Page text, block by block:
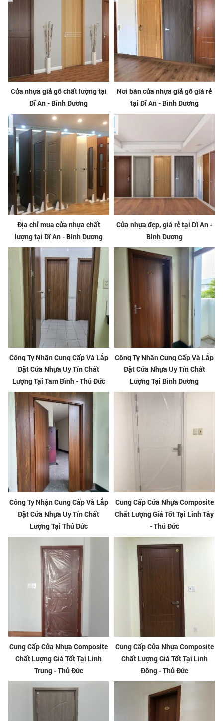
Cửa nhựa giả gỗ chất lượng tại
Dĩ An - Bình Dương
Nơi bán cửa nhựa giả gỗ giá rẻ
tại Dĩ An - Bình Dương
Địa chỉ mua cửa nhựa chất
lượng tại Dĩ An - Bình Dương
Cửa nhựa đẹp, giá rẻ tại Dĩ An -
Bình Dương
Công Ty Nhận Cung Cấp Và Lắp
Đặt Cửa Nhựa Uy Tín Chất
Lượng Tại Tam Bình - Thủ Đức
Công Ty Nhận Cung Cấp Và Lắp
Đặt Cửa Nhựa Uy Tín Chất
Lượng Tại Bình Dương
Công Ty Nhận Cung Cấp Và Lắp
Đặt Cửa Nhựa Uy Tín Chất
Lượng Tại Thủ Đức
Cung Cấp Cửa Nhựa Composite
Chất Lượng Giá Tốt Tại Linh Tây
- Thủ Đức
Cung Cấp Cửa Nhựa Composite
Chất Lượng Giá Tốt Tại Linh
Trung - Thủ Đức
Cung Cấp Cửa Nhựa Composite
Chất Lượng Giá Tốt Tại Linh
Đông - Thủ Đức